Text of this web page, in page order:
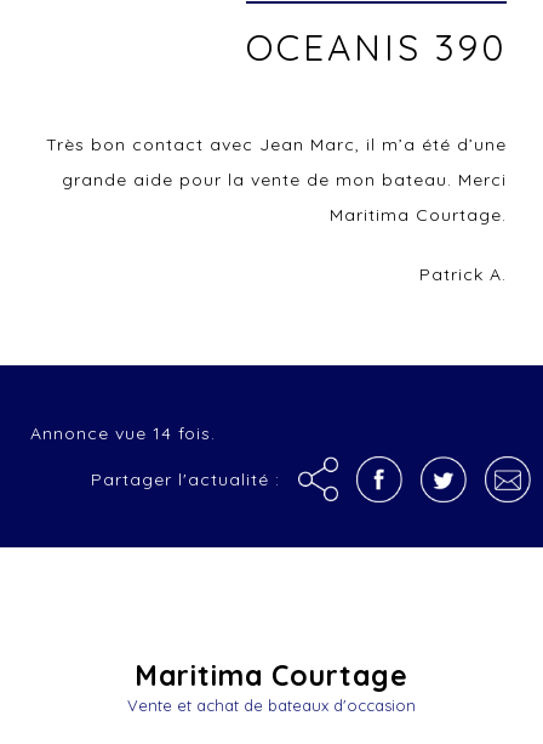
OCEANIS 390
Très bon contact avec Jean Marc, il m’a été d’une
grande aide pour la vente de mon bateau. Merci
Maritima Courtage.
Patrick A.
Annonce vue 14 fois.
Partager l'actualité :
Maritima Courtage
Vente et achat de bateaux d'occasion